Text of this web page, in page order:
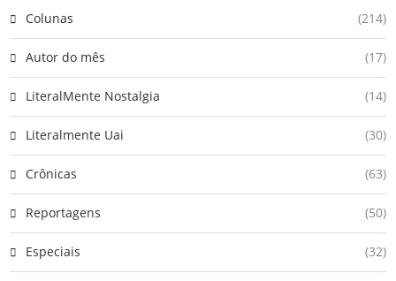
Colunas (214)
Autor do mês (17)
LiteralMente Nostalgia (14)
Literalmente Uai (30)
Crônicas (63)
Reportagens (50)
Especiais (32)